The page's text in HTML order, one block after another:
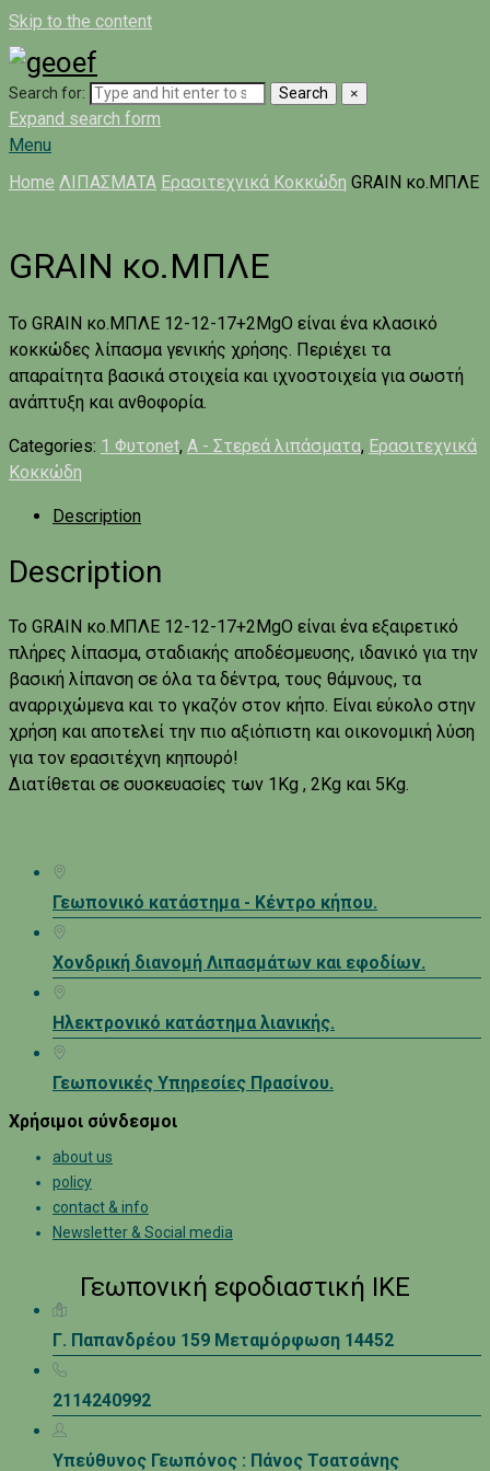
Skip to the content
Search for: Search ×
Expand search form
Menu
Home ΛΙΠΑΣΜΑΤΑ Ερασιτεχνικά Κοκκώδη GRAIN κο.ΜΠΛΕ
GRAIN κο.ΜΠΛΕ
Το GRAIN κο.ΜΠΛΕ 12-12-17+2MgO είναι ένα κλασικό
κοκκώδες λίπασμα γενικής χρήσης. Περιέχει τα
απαραίτητα βασικά στοιχεία και ιχνοστοιχεία για σωστή
ανάπτυξη και ανθοφορία.
Categories: 1 Φυτοnet, A - Στερεά λιπάσματα, Ερασιτεχνικά
Κοκκώδη
Description
Description
To GRAIN κο.ΜΠΛΕ 12-12-17+2MgO είναι ένα εξαιρετικό
πλήρες λίπασμα, σταδιακής αποδέσμευσης, ιδανικό για την
βασική λίπανση σε όλα τα δέντρα, τους θάμνους, τα
αναρριχώμενα και το γκαζόν στον κήπο. Είναι εύκολο στην
χρήση και αποτελεί την πιο αξιόπιστη και οικονομική λύση
για τον ερασιτέχνη κηπουρό!
Διατίθεται σε συσκευασίες των 1Kg , 2Kg και 5Kg.
Γεωπονικό κατάστημα - Κέντρο κήπου.
Χονδρική διανομή Λιπασμάτων και εφοδίων.
Ηλεκτρονικό κατάστημα λιανικής.
Γεωπονικές Υπηρεσίες Πρασίνου.
Χρήσιμοι σύνδεσμοι
about us
policy
contact & info
Newsletter & Social media
Γεωπονική εφοδιαστική ΙΚΕ
Γ. Παπανδρέου 159 Μεταμόρφωση 14452
2114240992
Υπεύθυνος Γεωπόνος : Πάνος Τσατσάνης